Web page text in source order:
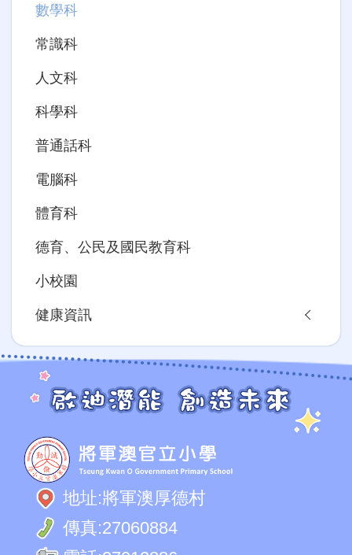
數學科
常識科
人文科
科學科
普通話科
電腦科
體育科
德育、公民及國民教育科
小校園
健康資訊
地址:將軍澳厚德村
傳真:27060884